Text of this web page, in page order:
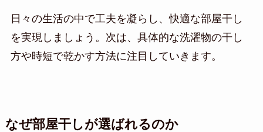
日々の生活の中で工夫を凝らし、快適な部屋干し
を実現しましょう。次は、具体的な洗濯物の干し
方や時短で乾かす方法に注目していきます。
なぜ部屋干しが選ばれるのか